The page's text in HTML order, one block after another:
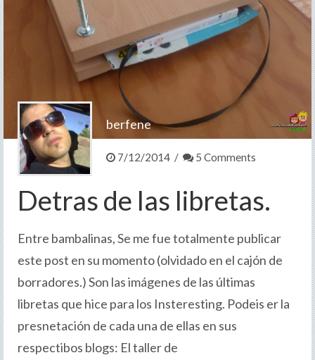
berfene
7/12/2014 / 5 Comments
Detras de las libretas.
Entre bambalinas, Se me fue totalmente publicar
este post en su momento (olvidado en el cajón de
borradores.) Son las imágenes de las últimas
libretas que hice para los Insteresting. Podeis er la
presnetación de cada una de ellas en sus
respectibos blogs: El taller de